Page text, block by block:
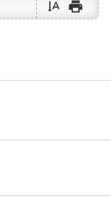
text_rotate_vertical print